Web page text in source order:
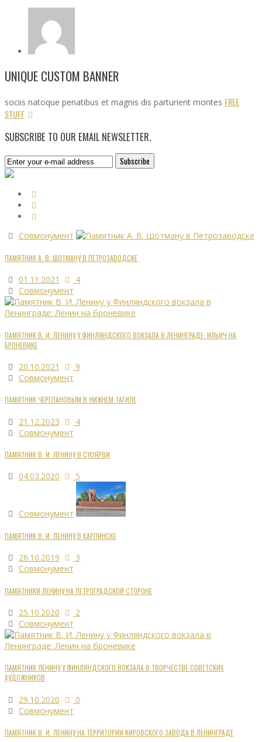
UNIQUE CUSTOM BANNER
sociis natoque penatibus et magnis dis parturient montes FREE
STUFF
SUBSCRIBE TO OUR EMAIL NEWSLETTER.
Совмонумент
ПАМЯТНИК А. В. ШОТМАНУ В ПЕТРОЗАВОДСКЕ
01.11.2021
4
Совмонумент
ПАМЯТНИК В. И. ЛЕНИНУ У ФИНЛЯНДСКОГО ВОКЗАЛА В ЛЕНИНГРАДЕ: ИЛЬИЧ НА
БРОНЕВИКЕ
20.10.2021
9
Совмонумент
ПАМЯТНИК ЧЕРЕПАНОВЫМ В НИЖНЕМ ТАГИЛЕ
21.12.2023
4
Совмонумент
ПАМЯТНИК В. И. ЛЕНИНУ В СУОЯРВИ
04.03.2020 5
Совмонумент
ПАМЯТНИК В. И. ЛЕНИНУ В КАРПИНСКЕ
26.10.2019
3
Совмонумент
ПАМЯТНИКИ ЛЕНИНУ НА ПЕТРОГРАДСКОЙ СТОРОНЕ
25.10.2020
2
Совмонумент
ПАМЯТНИК ЛЕНИНУ У ФИНЛЯНДСКОГО ВОКЗАЛА В ТВОРЧЕСТВЕ СОВЕТСКИХ
ХУДОЖНИКОВ
29.10.2020
0
Совмонумент
ПАМЯТНИК В. И. ЛЕНИНУ НА ТЕРРИТОРИИ КИРОВСКОГО ЗАВОДА В ЛЕНИНГРАДЕ